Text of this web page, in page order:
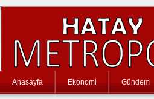
Anasayfa Ekonomi Gündem